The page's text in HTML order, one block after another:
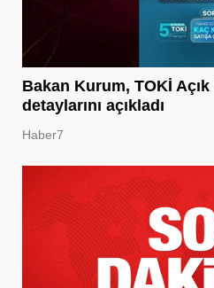
Bakan Kurum, TOKİ Açık
detaylarını açıkladı
Haber7